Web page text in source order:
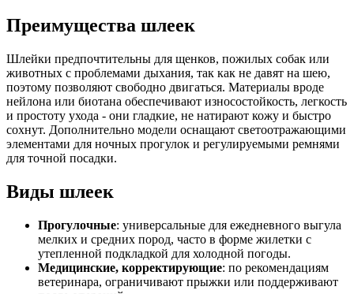
Преимущества шлеек
Шлейки предпочтительны для щенков, пожилых собак или
животных с проблемами дыхания, так как не давят на шею,
поэтому позволяют свободно двигаться. Материалы вроде
нейлона или биотана обеспечивают износостойкость, легкость
и простоту ухода - они гладкие, не натирают кожу и быстро
сохнут. Дополнительно модели оснащают светоотражающими
элементами для ночных прогулок и регулируемыми ремнями
для точной посадки.
Виды шлеек
Прогулочные: универсальные для ежедневного выгула
мелких и средних пород, часто в форме жилетки с
утепленной подкладкой для холодной погоды.
Медицинские, корректирующие: по рекомендациям
ветеринара, ограничивают прыжки или поддерживают